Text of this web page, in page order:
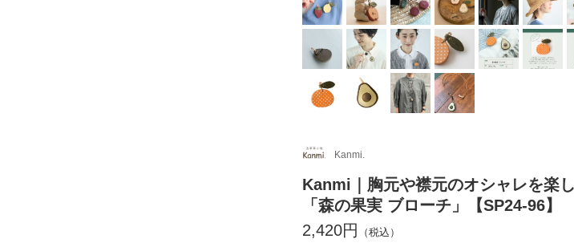
Kanmi.
Kanmi｜胸元や襟元のオシャレを楽
「森の果実 ブローチ」【SP24-96】
2,420円